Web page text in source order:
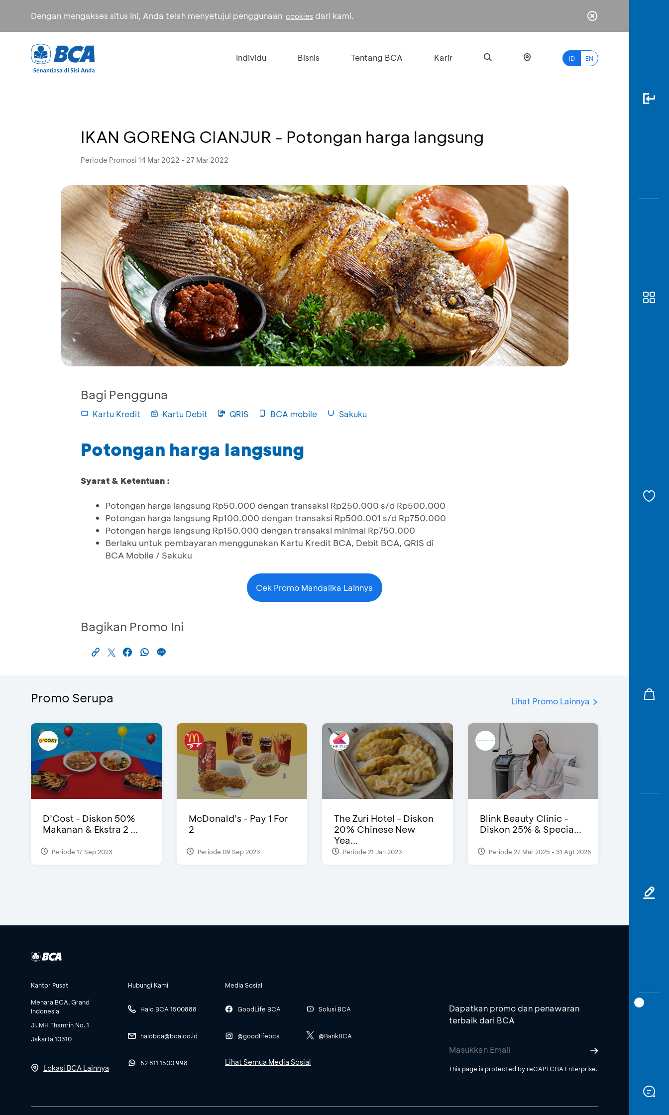
Dengan mengakses situs ini, Anda telah menyetujui penggunaan cookies dari kami.
Individu Bisnis Tentang BCA Karir ID EN
IKAN GORENG CIANJUR - Potongan harga langsung
Periode Promosi 14 Mar 2022 - 27 Mar 2022
Bagi Pengguna
Kartu Kredit Kartu Debit QRIS BCA mobile Sakuku
Potongan harga langsung
Syarat & Ketentuan :
Potongan harga langsung Rp50.000 dengan transaksi Rp250.000 s/d Rp500.000
Potongan harga langsung Rp100.000 dengan transaksi Rp500.001 s/d Rp750.000
Potongan harga langsung Rp150.000 dengan transaksi minimal Rp750.000
Berlaku untuk pembayaran menggunakan Kartu Kredit BCA, Debit BCA, QRIS di
BCA Mobile / Sakuku
Cek Promo Mandalika Lainnya
Bagikan Promo Ini
Promo Serupa Lihat Promo Lainnya
D’Cost - Diskon 50%
Makanan & Ekstra 2 ...
Periode 17 Sep 2023
McDonald’s - Pay 1 For
2
Periode 09 Sep 2023
The Zuri Hotel - Diskon
20% Chinese New
Yea...
Periode 21 Jan 2023
Blink Beauty Clinic -
Diskon 25% & Specia...
Periode 27 Mar 2025 - 31 Agt 2026
Kantor Pusat
Menara BCA, Grand
Indonesia
Jl. MH Thamrin No. 1
Jakarta 10310
Lokasi BCA Lainnya
Hubungi Kami
Halo BCA 1500888
halobca@bca.co.id
62 811 1500 998
Media Sosial
GoodLife BCA
@goodlifebca
Solusi BCA
@BankBCA
Lihat Semua Media Sosial
Dapatkan promo dan penawaran
terbaik dari BCA
This page is protected by reCAPTCHA Enterprise.